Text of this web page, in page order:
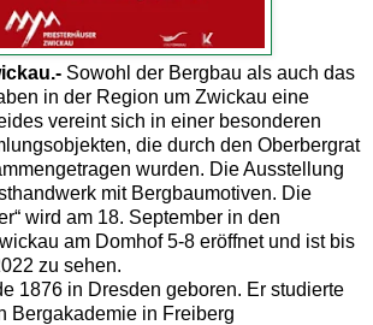
Sowohl der Bergbau als auch das
in der Region um Zwickau eine
vereint sich in einer besonderen
die durch den Oberbergrat
wurden. Die Ausstellung
mit Bergbaumotiven. Die
wird am 18. September in den
am Domhof 5-8 eröffnet und ist bis
zu sehen.
1876 in Dresden geboren. Er studierte
Bergakademie in Freiberg